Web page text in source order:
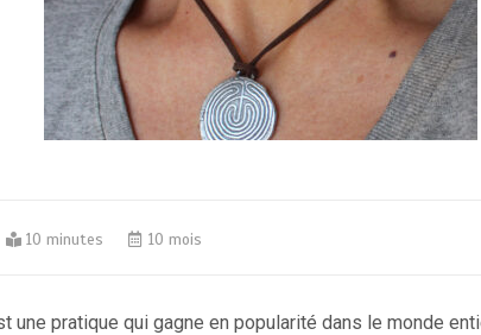
10 minutes 10 mois
une pratique qui gagne en popularité dans le monde